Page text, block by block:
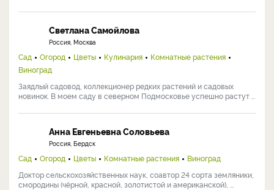
Светлана Самойлова
Россия, Москва
Сад Огород Цветы Кулинария
Комнатные растения
Виноград
Заядлый садовод, коллекционер редких растений и садовых
новинок. В моем саду в северном Подмосковье успешно растут ...
Анна Евгеньевна Соловьева
Россия, Бердск
Сад Огород Цветы Комнатные растения
Виноград
Доктор сельскохозяйственных наук, соавтор 24 сорта земляники,
смородины (чёрной, красной, золотистой и американской), ...